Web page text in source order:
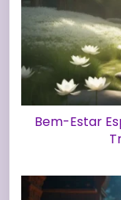
Bem-Estar